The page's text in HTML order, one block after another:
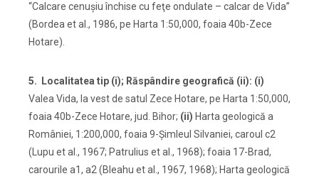
“Calcare cenuşiu închise cu feţe ondulate – calcar de Vida”
(Bordea et al., 1986, pe Harta 1:50,000, foaia 40b-Zece
Hotare).
5. Localitatea tip (i); Răspândire geografică (ii): (i)
Valea Vida, la vest de satul Zece Hotare, pe Harta 1:50,000,
foaia 40b-Zece Hotare, jud. Bihor; (ii) Harta geologică a
României, 1:200,000, foaia 9-Șimleul Silvaniei, caroul c2
(Lupu et al., 1967; Patrulius et al., 1968); foaia 17-Brad,
carourile a1, a2 (Bleahu et al., 1967, 1968); Harta geologică